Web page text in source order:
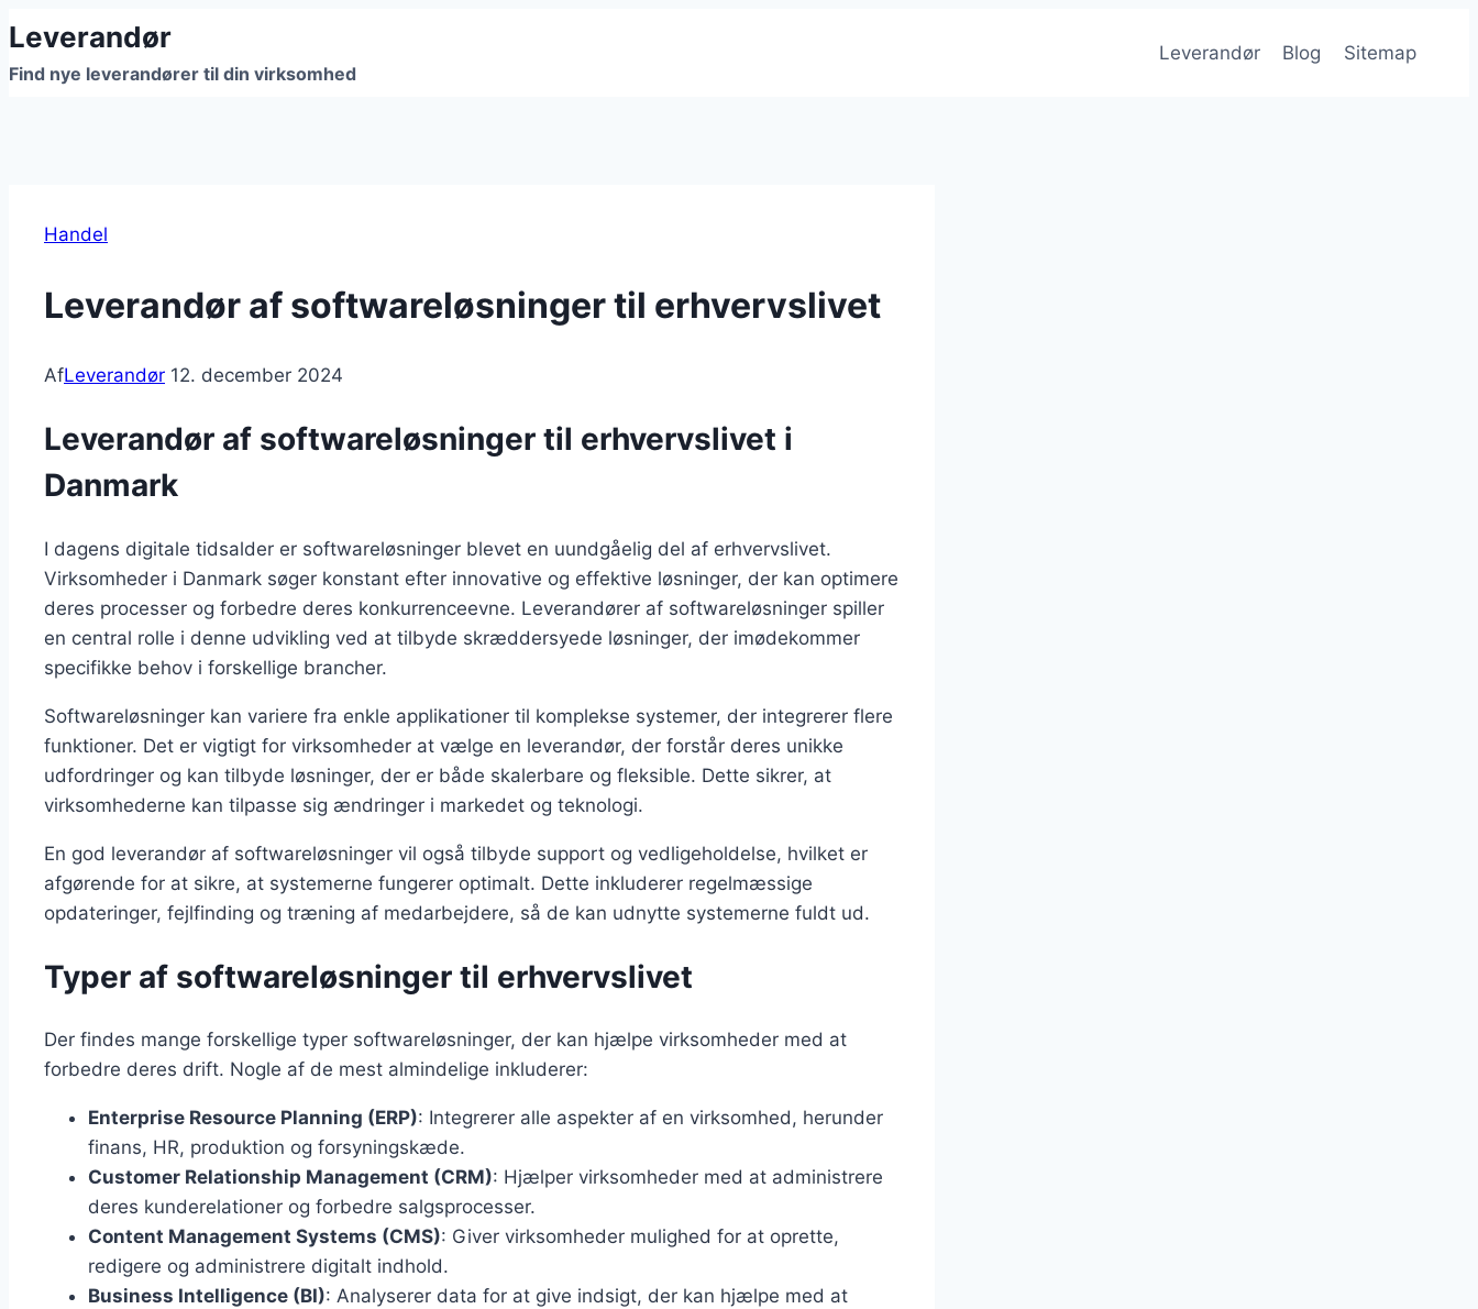
Fortsæt
til
indhold
Leverandør
Find nye leverandører til din virksomhed
Leverandør Blog Sitemap
Handel
Leverandør af softwareløsninger til erhvervslivet
AfLeverandør 12. december 2024
Leverandør af softwareløsninger til erhvervslivet i
Danmark
I dagens digitale tidsalder er softwareløsninger blevet en uundgåelig del af erhvervslivet.
Virksomheder i Danmark søger konstant efter innovative og effektive løsninger, der kan optimere
deres processer og forbedre deres konkurrenceevne. Leverandører af softwareløsninger spiller
en central rolle i denne udvikling ved at tilbyde skræddersyede løsninger, der imødekommer
specifikke behov i forskellige brancher.
Softwareløsninger kan variere fra enkle applikationer til komplekse systemer, der integrerer flere
funktioner. Det er vigtigt for virksomheder at vælge en leverandør, der forstår deres unikke
udfordringer og kan tilbyde løsninger, der er både skalerbare og fleksible. Dette sikrer, at
virksomhederne kan tilpasse sig ændringer i markedet og teknologi.
En god leverandør af softwareløsninger vil også tilbyde support og vedligeholdelse, hvilket er
afgørende for at sikre, at systemerne fungerer optimalt. Dette inkluderer regelmæssige
opdateringer, fejlfinding og træning af medarbejdere, så de kan udnytte systemerne fuldt ud.
Typer af softwareløsninger til erhvervslivet
Der findes mange forskellige typer softwareløsninger, der kan hjælpe virksomheder med at
forbedre deres drift. Nogle af de mest almindelige inkluderer:
Enterprise Resource Planning (ERP): Integrerer alle aspekter af en virksomhed, herunder
finans, HR, produktion og forsyningskæde.
Customer Relationship Management (CRM): Hjælper virksomheder med at administrere
deres kunderelationer og forbedre salgsprocesser.
Content Management Systems (CMS): Giver virksomheder mulighed for at oprette,
redigere og administrere digitalt indhold.
Business Intelligence (BI): Analyserer data for at give indsigt, der kan hjælpe med at